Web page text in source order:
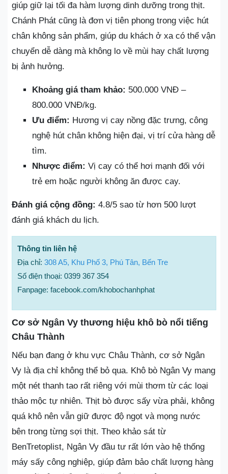
giúp giữ lại tối đa hàm lượng dinh dưỡng trong thịt.
Chánh Phát cũng là đơn vị tiên phong trong việc hút
chân không sản phẩm, giúp du khách ở xa có thể vận
chuyển dễ dàng mà không lo về mùi hay chất lượng
bị ảnh hưởng.
Khoảng giá tham khảo: 500.000 VNĐ –
800.000 VNĐ/kg.
Ưu điểm: Hương vị cay nồng đặc trưng, công
nghệ hút chân không hiện đại, vị trí cửa hàng dễ
tìm.
Nhược điểm: Vị cay có thể hơi mạnh đối với
trẻ em hoặc người không ăn được cay.
Đánh giá cộng đồng: 4.8/5 sao từ hơn 500 lượt
đánh giá khách du lịch.
Thông tin liên hệ
Địa chỉ: 308 A5, Khu Phố 3, Phú Tân, Bến Tre
Số điện thoại: 0399 367 354
Fanpage: facebook.com/khobochanhphat
Cơ sở Ngân Vy thương hiệu khô bò nổi tiếng
Châu Thành
Nếu bạn đang ở khu vực Châu Thành, cơ sở Ngân
Vy là địa chỉ không thể bỏ qua. Khô bò Ngân Vy mang
một nét thanh tao rất riêng với mùi thơm từ các loại
thảo mộc tự nhiên. Thịt bò được sấy vừa phải, không
quá khô nên vẫn giữ được độ ngọt và mọng nước
bên trong từng sợi thịt. Theo khảo sát từ
BenTretoplist, Ngân Vy đầu tư rất lớn vào hệ thống
máy sấy công nghiệp, giúp đảm bảo chất lượng hàng